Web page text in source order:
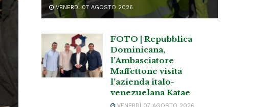
VENERDÌ 07 AGOSTO 2026
FOTO | Repubblica
Dominicana,
l’Ambasciatore
Maffettone visita
l’azienda italo-
venezuelana Katae